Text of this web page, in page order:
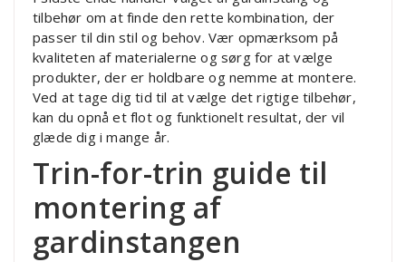
tilbehør om at finde den rette kombination, der
passer til din stil og behov. Vær opmærksom på
kvaliteten af materialerne og sørg for at vælge
produkter, der er holdbare og nemme at montere.
Ved at tage dig tid til at vælge det rigtige tilbehør,
kan du opnå et flot og funktionelt resultat, der vil
glæde dig i mange år.
Trin-for-trin guide til
montering af
gardinstangen